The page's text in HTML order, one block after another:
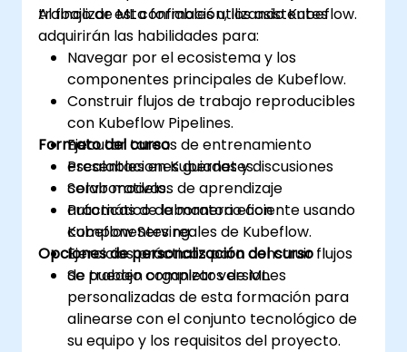
trabajo de ML confiables utilizando Kubeflow.
Al finalizar esta formación, los asistentes
adquirirán las habilidades para:
Navegar por el ecosistema y los
componentes principales de Kubeflow.
Construir flujos de trabajo reproducibles
con Kubeflow Pipelines.
Ejecutar tareas de entrenamiento
escalables en Kubernetes.
Servir modelos de aprendizaje
automático de manera eficiente usando
Kubeflow Serving.
Formato del curso
Presentaciones guiadas y discusiones
colaborativas.
Prácticas de laboratorio con
componentes reales de Kubeflow.
Ejercicios prácticos para construir flujos
de trabajo completos de ML.
Opciones de personalización del curso
Se pueden organizar versiones
personalizadas de esta formación para
alinearse con el conjunto tecnológico de
su equipo y los requisitos del proyecto.